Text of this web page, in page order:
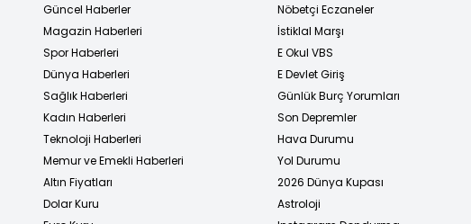
Güncel Haberler
Magazin Haberleri
Spor Haberleri
Dünya Haberleri
Sağlık Haberleri
Kadın Haberleri
Teknoloji Haberleri
Memur ve Emekli Haberleri
Altın Fiyatları
Dolar Kuru
Nöbetçi Eczaneler
İstiklal Marşı
E Okul VBS
E Devlet Giriş
Günlük Burç Yorumları
Son Depremler
Hava Durumu
Yol Durumu
2026 Dünya Kupası
Astroloji